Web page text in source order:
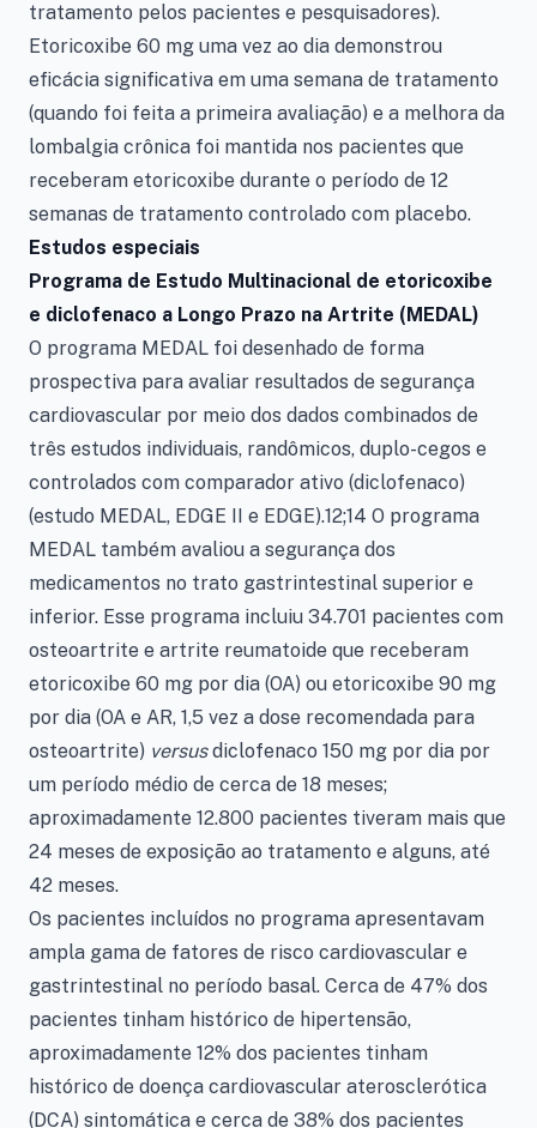
tratamento pelos pacientes e pesquisadores).
Etoricoxibe 60 mg uma vez ao dia demonstrou
eficácia significativa em uma semana de tratamento
(quando foi feita a primeira avaliação) e a melhora da
lombalgia crônica foi mantida nos pacientes que
receberam etoricoxibe durante o período de 12
semanas de tratamento controlado com placebo.
Estudos especiais
Programa de Estudo Multinacional de etoricoxibe
e diclofenaco a Longo Prazo na Artrite (MEDAL)
O programa MEDAL foi desenhado de forma
prospectiva para avaliar resultados de segurança
cardiovascular por meio dos dados combinados de
três estudos individuais, randômicos, duplo-cegos e
controlados com comparador ativo (diclofenaco)
(estudo MEDAL, EDGE II e EDGE).12;14 O programa
MEDAL também avaliou a segurança dos
medicamentos no trato gastrintestinal superior e
inferior. Esse programa incluiu 34.701 pacientes com
osteoartrite e artrite reumatoide que receberam
etoricoxibe 60 mg por dia (OA) ou etoricoxibe 90 mg
por dia (OA e AR, 1,5 vez a dose recomendada para
osteoartrite) versusdiclofenaco 150 mg por dia por
um período médio de cerca de 18 meses;
aproximadamente 12.800 pacientes tiveram mais que
24 meses de exposição ao tratamento e alguns, até
42 meses.
Os pacientes incluídos no programa apresentavam
ampla gama de fatores de risco cardiovascular e
gastrintestinal no período basal. Cerca de 47% dos
pacientes tinham histórico de hipertensão,
aproximadamente 12% dos pacientes tinham
histórico de doença cardiovascular aterosclerótica
(DCA) sintomática e cerca de 38% dos pacientes